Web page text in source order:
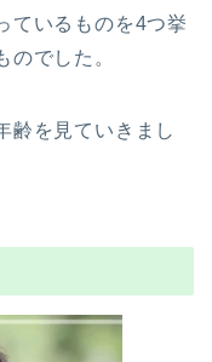
ているものを4つ挙
のでした。
齢を見ていきまし